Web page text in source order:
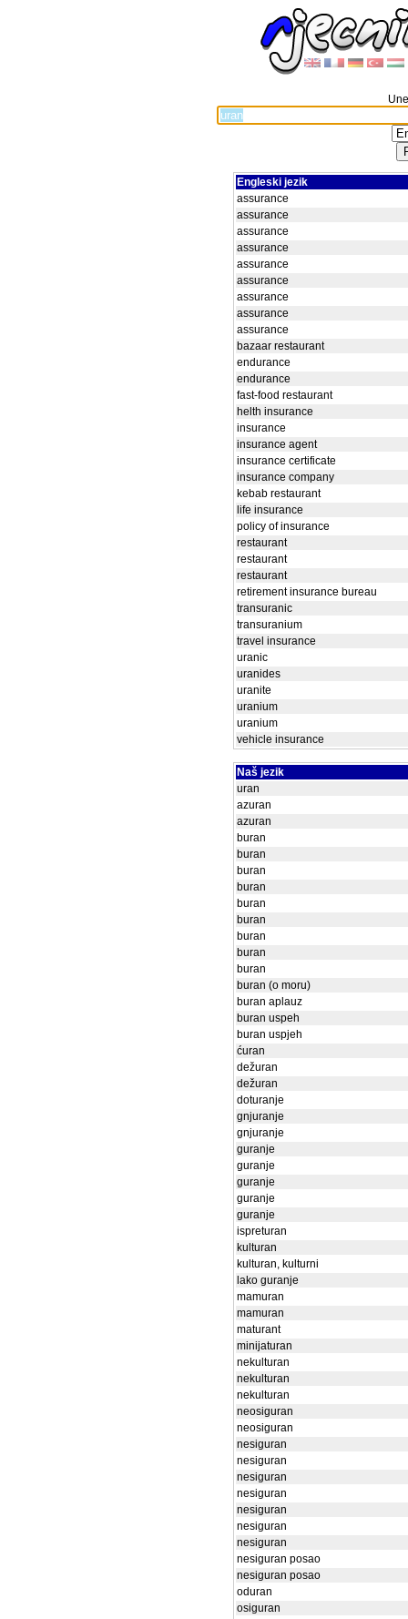
Engleski jezik
assurance
assurance
assurance
assurance
assurance
assurance
assurance
assurance
assurance
bazaar restaurant
endurance
endurance
fast-food restaurant
helth insurance
insurance
insurance agent
insurance certificate
insurance company
kebab restaurant
life insurance
policy of insurance
restaurant
restaurant
restaurant
retirement insurance bureau
transuranic
transuranium
travel insurance
uranic
uranides
uranite
uranium
uranium
vehicle insurance
Naš jezik
uran
azuran
azuran
buran
buran
buran
buran
buran
buran
buran
buran
buran
buran (o moru)
buran aplauz
buran uspeh
buran uspjeh
ćuran
dežuran
dežuran
doturanje
gnjuranje
gnjuranje
guranje
guranje
guranje
guranje
guranje
ispreturan
kulturan
kulturan, kulturni
lako guranje
mamuran
mamuran
maturant
minijaturan
nekulturan
nekulturan
nekulturan
neosiguran
neosiguran
nesiguran
nesiguran
nesiguran
nesiguran
nesiguran
nesiguran
nesiguran
nesiguran posao
nesiguran posao
oduran
osiguran